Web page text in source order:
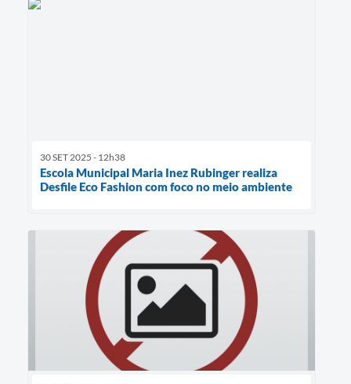
30 SET 2025 - 12h38
Escola Municipal Maria Inez Rubinger realiza
Desfile Eco Fashion com foco no meio ambiente